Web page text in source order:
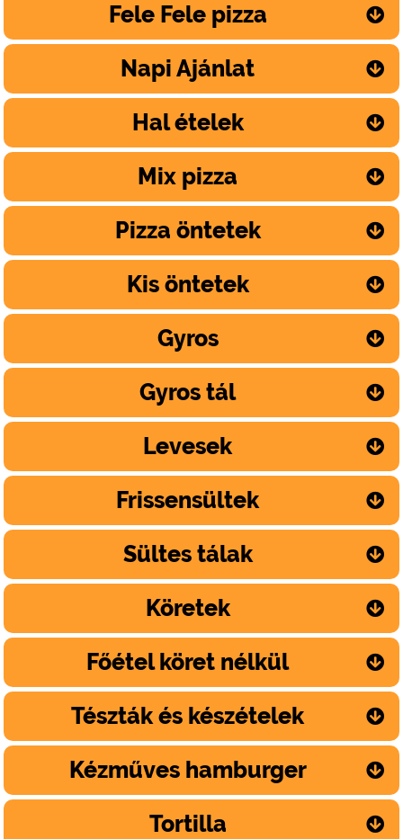
Fele Fele pizza
Napi Ajánlat
Hal ételek
Mix pizza
Pizza öntetek
Kis öntetek
Gyros
Gyros tál
Levesek
Frissensültek
Sültes tálak
Köretek
Főétel köret nélkül
Tészták és készételek
Kézműves hamburger
Tortilla